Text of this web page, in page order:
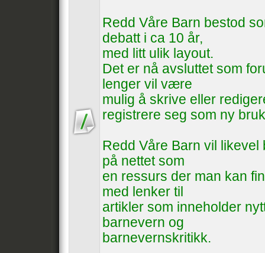
Redd Våre Barn bestod
debatt i ca 10 år,
med litt ulik layout.
Det er nå avsluttet som
lenger vil være
mulig å skrive eller
registrere seg som ny
Redd Våre Barn vil
på nettet som
en ressurs der man kan
med lenker til
artikler som inneholder
barnevern og
barnevernskritikk.